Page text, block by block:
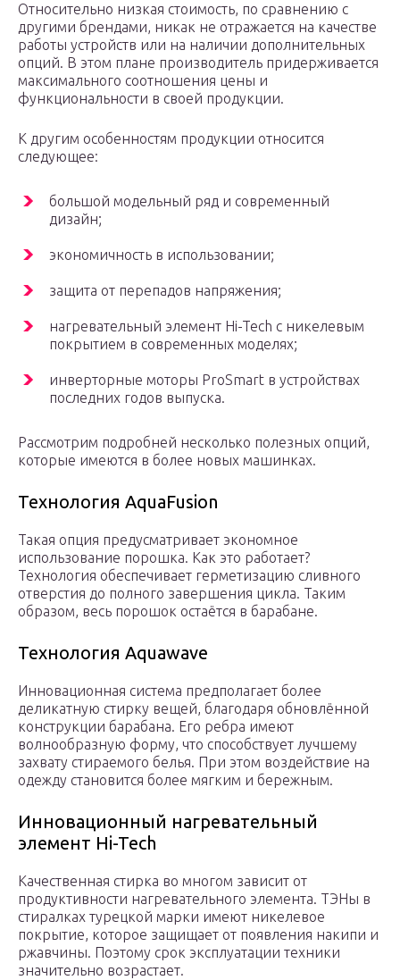
Относительно низкая стоимость, по сравнению с
другими брендами, никак не отражается на качестве
работы устройств или на наличии дополнительных
опций. В этом плане производитель придерживается
максимального соотношения цены и
функциональности в своей продукции.
К другим особенностям продукции относится
следующее:
большой модельный ряд и современный
дизайн;
экономичность в использовании;
защита от перепадов напряжения;
нагревательный элемент Hi-Tech с никелевым
покрытием в современных моделях;
инверторные моторы ProSmart в устройствах
последних годов выпуска.
Рассмотрим подробней несколько полезных опций,
которые имеются в более новых машинках.
Технология AquaFusion
Такая опция предусматривает экономное
использование порошка. Как это работает?
Технология обеспечивает герметизацию сливного
отверстия до полного завершения цикла. Таким
образом, весь порошок остаётся в барабане.
Технология Aquawave
Инновационная система предполагает более
деликатную стирку вещей, благодаря обновлённой
конструкции барабана. Его ребра имеют
волнообразную форму, что способствует лучшему
захвату стираемого белья. При этом воздействие на
одежду становится более мягким и бережным.
Инновационный нагревательный
элемент Hi-Tech
Качественная стирка во многом зависит от
продуктивности нагревательного элемента. ТЭНы в
стиралках турецкой марки имеют никелевое
покрытие, которое защищает от появления накипи и
ржавчины. Поэтому срок эксплуатации техники
значительно возрастает.